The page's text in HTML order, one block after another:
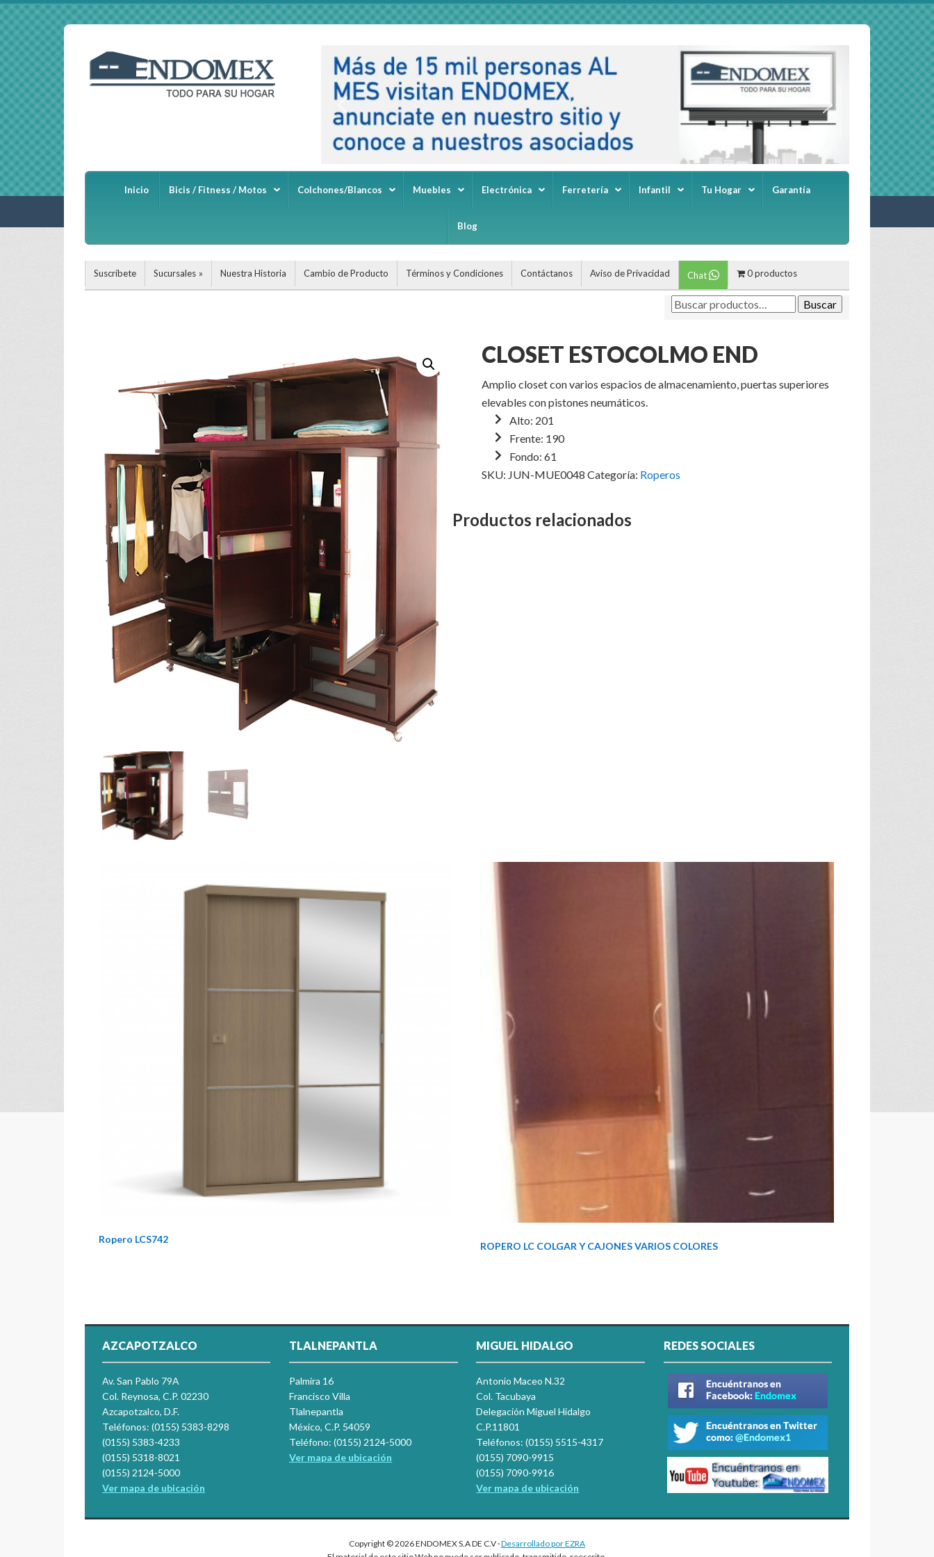
Inicio Bicis / Fitness / Motos Colchones/Blancos Muebles Electrónica Ferretería Infantil Tu Hogar Garantía
Blog
Suscríbete Sucursales Nuestra Historia Cambio de Producto Términos y Condiciones Contáctanos Aviso de Privacidad Chat 0 productos
Buscar
CLOSET ESTOCOLMO END
Amplio closet con varios espacios de almacenamiento, puertas superiores
elevables con pistones neumáticos.
Alto: 201
Frente: 190
Fondo: 61
SKU: JUN-MUE0048 Categoría: Roperos
Productos relacionados
Ropero LCS742
ROPERO LC COLGAR Y CAJONES VARIOS COLORES
AZCAPOTZALCO
Av. San Pablo 79A
Col. Reynosa, C.P. 02230
Azcapotzalco, D.F.
Teléfonos: (0155) 5383-8298
(0155) 5383-4233
(0155) 5318-8021
(0155) 2124-5000
Ver mapa de ubicación
TLALNEPANTLA
Palmira 16
Francisco Villa
Tlalnepantla
México, C.P. 54059
Teléfono: (0155) 2124-5000
Ver mapa de ubicación
MIGUEL HIDALGO
Antonio Maceo N.32
Col. Tacubaya
Delegación Miguel Hidalgo
C.P.11801
Teléfonos: (0155) 5515-4317
(0155) 7090-9915
(0155) 7090-9916
Ver mapa de ubicación
REDES SOCIALES
Copyright © 2026 ENDOMEX S.A DE C.V ·Desarrollado por EZRA